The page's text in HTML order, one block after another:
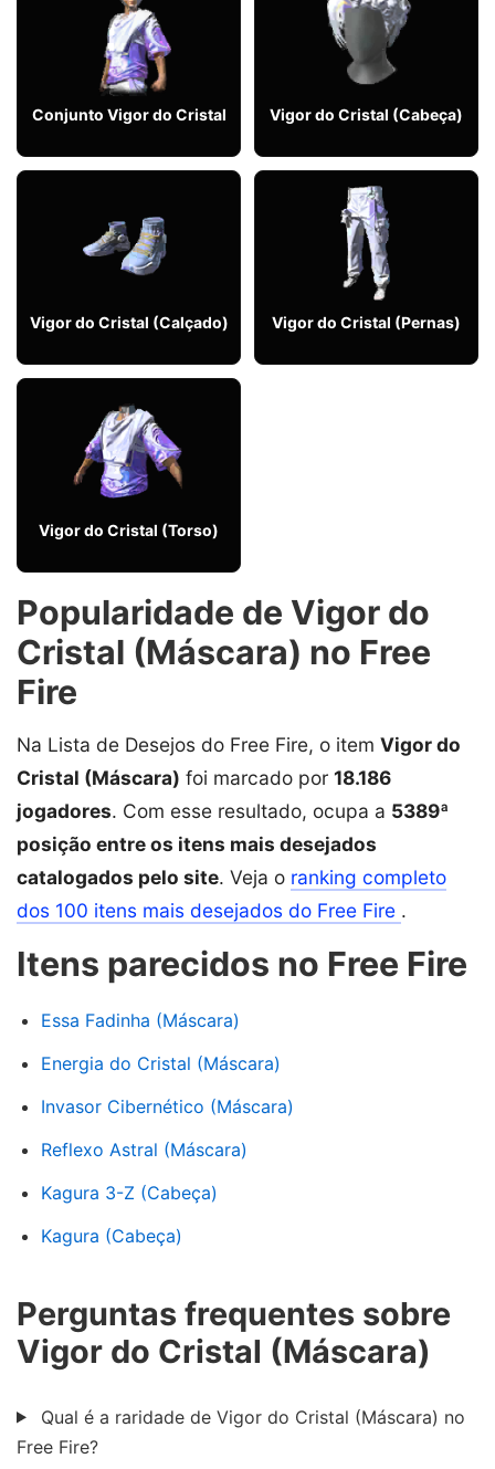
Conjunto Vigor do Cristal Vigor do Cristal (Cabeça)
Vigor do Cristal (Calçado) Vigor do Cristal (Pernas)
Vigor do Cristal (Torso)
Popularidade de Vigor do
Cristal (Máscara) no Free
Fire
Na Lista de Desejos do Free Fire, o item Vigor do
Cristal (Máscara) foi marcado por 18.186
jogadores. Com esse resultado, ocupa a 5389ª
posição entre os itens mais desejados
catalogados pelo site. Veja o ranking completo
dos 100 itens mais desejados do Free Fire .
Itens parecidos no Free Fire
Essa Fadinha (Máscara)
Energia do Cristal (Máscara)
Invasor Cibernético (Máscara)
Reflexo Astral (Máscara)
Kagura 3-Z (Cabeça)
Kagura (Cabeça)
Perguntas frequentes sobre
Vigor do Cristal (Máscara)
Qual é a raridade de Vigor do Cristal (Máscara) no
Free Fire?